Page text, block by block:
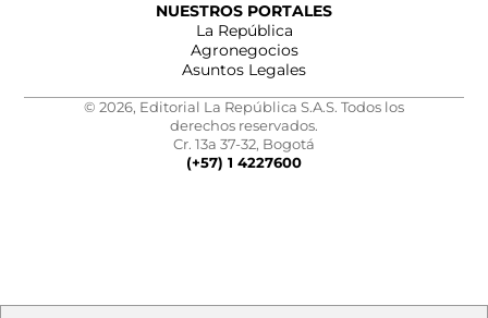
NUESTROS PORTALES
La República
Agronegocios
Asuntos Legales
© 2026, Editorial La República S.A.S. Todos los
derechos reservados.
Cr. 13a 37-32, Bogotá
(+57) 1 4227600